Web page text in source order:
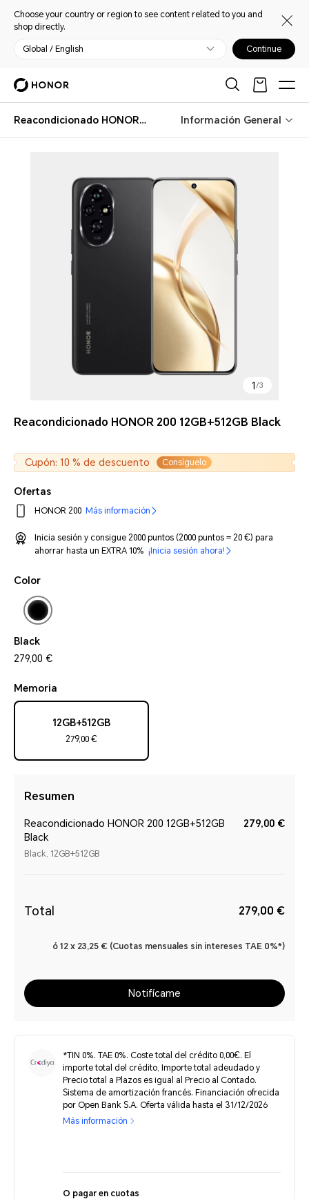
Choose your country or region to see content related to you and
shop directly.
Global / English Continue
Reacondicionado HONOR 200 Información General
1 /3
Reacondicionado HONOR 200 12GB+512GB Black
Cupón: 10 % de descuento Consíguelo
Ofertas
HONOR 200 Más información
Inicia sesión y consigue 2000 puntos (2000 puntos = 20 €) para
ahorrar hasta un EXTRA 10% ¡Inicia sesión ahora!
Color
Black
279,00 €
Memoria
12GB+512GB
279,00 €
Resumen
Reacondicionado HONOR 200 12GB+512GB
Black
Black, 12GB+512GB
279,00 €
Total 279,00 €
ó 12 x 23,25 € (Cuotas mensuales sin intereses TAE 0%*)
Notifícame
*TIN 0%. TAE 0%. Coste total del crédito 0,00€. El
importe total del crédito, Importe total adeudado y
Precio total a Plazos es igual al Precio al Contado.
Sistema de amortización francés. Financiación ofrecida
por Open Bank S.A. Oferta válida hasta el 31/12/2026
Más información
O pagar en cuotas